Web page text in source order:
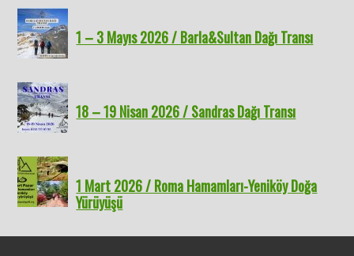
1 – 3 Mayıs 2026 / Barla&Sultan Dağı Transı
18 – 19 Nisan 2026 / Sandras Dağı Transı
1 Mart 2026 / Roma Hamamları-Yeniköy Doğa
Yürüyüşü